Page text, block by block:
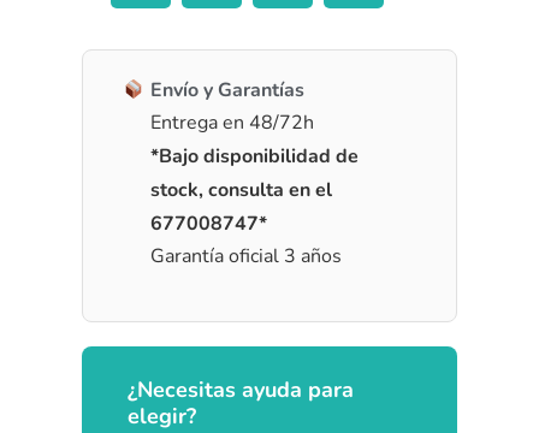
Envío y Garantías
Entrega en 48/72h
*Bajo disponibilidad de
stock, consulta en el
677008747*
Garantía oficial 3 años
¿Necesitas ayuda para
elegir?